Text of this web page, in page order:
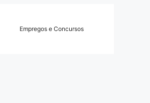
Empregos e Concursos